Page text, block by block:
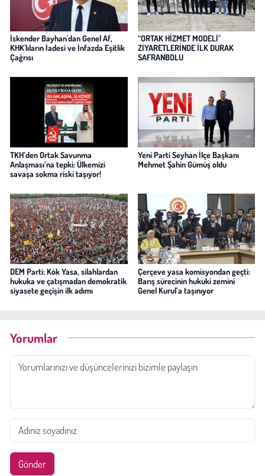
İskender Bayhan'dan Genel Af,
KHK'lıların İadesi ve İnfazda Eşitlik
Çağrısı
“ORTAK HİZMET MODELİ"
ZİYARETLERİNDE İLK DURAK
SAFRANBOLU
TKH’den Ortak Savunma
Anlaşması’na tepki: Ülkemizi
savaşa sokma riski taşıyor!
Yeni Parti Seyhan İlçe Başkanı
Mehmet Şahin Gümüş oldu
DEM Parti: Kök Yasa, silahlardan
hukuka ve çatışmadan demokratik
siyasete geçişin ilk adımı
Çerçeve yasa komisyondan geçti:
Barış sürecinin hukuki zemini
Genel Kurul’a taşınıyor
Yorumlar
Gönder